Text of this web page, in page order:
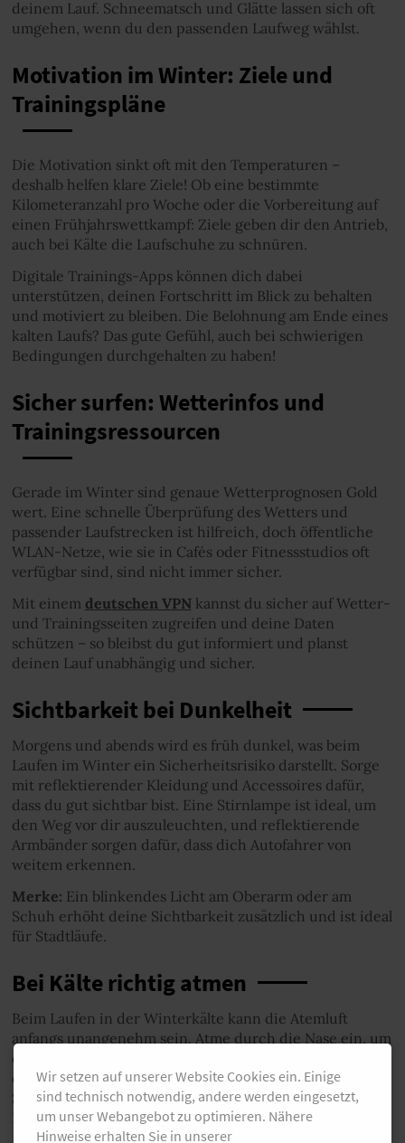
deinem Lauf. Schneematsch und Glätte lassen sich oft
umgehen, wenn du den passenden Laufweg wählst.
Motivation im Winter: Ziele und
Trainingspläne
Die Motivation sinkt oft mit den Temperaturen –
deshalb helfen klare Ziele! Ob eine bestimmte
Kilometeranzahl pro Woche oder die Vorbereitung auf
einen Frühjahrswettkampf: Ziele geben dir den Antrieb,
auch bei Kälte die Laufschuhe zu schnüren.
Digitale Trainings-Apps können dich dabei
unterstützen, deinen Fortschritt im Blick zu behalten
und motiviert zu bleiben. Die Belohnung am Ende eines
kalten Laufs? Das gute Gefühl, auch bei schwierigen
Bedingungen durchgehalten zu haben!
Sicher surfen: Wetterinfos und
Trainingsressourcen
Gerade im Winter sind genaue Wetterprognosen Gold
wert. Eine schnelle Überprüfung des Wetters und
passender Laufstrecken ist hilfreich, doch öffentliche
WLAN-Netze, wie sie in Cafés oder Fitnessstudios oft
verfügbar sind, sind nicht immer sicher.
Mit einem deutschen VPNkannst du sicher auf Wetter-
und Trainingsseiten zugreifen und deine Daten
schützen – so bleibst du gut informiert und planst
deinen Lauf unabhängig und sicher.
Sichtbarkeit bei Dunkelheit
Morgens und abends wird es früh dunkel, was beim
Laufen im Winter ein Sicherheitsrisiko darstellt. Sorge
mit reflektierender Kleidung und Accessoires dafür,
dass du gut sichtbar bist. Eine Stirnlampe ist ideal, um
den Weg vor dir auszuleuchten, und reflektierende
Armbänder sorgen dafür, dass dich Autofahrer von
weitem erkennen.
Merke: Ein blinkendes Licht am Oberarm oder am
Schuh erhöht deine Sichtbarkeit zusätzlich und ist ideal
für Stadtläufe.
Bei Kälte richtig atmen
Beim Laufen in der Winterkälte kann die Atemluft
anfangs unangenehm sein. Atme durch die Nase ein, um
die Luft ein wenig anzuwärmen, bevor sie deine Lungen
erreicht. An besonders kalten Tagen hilft ein leichter
Schal oder eine Gesichtsmaske, die Luft vor dem
Einatmen etwas anzuwärmen.
Wir setzen auf unserer Website Cookies ein. Einige
sind technisch notwendig, andere werden eingesetzt,
um unser Webangebot zu optimieren. Nähere
Hinweise erhalten Sie in unserer